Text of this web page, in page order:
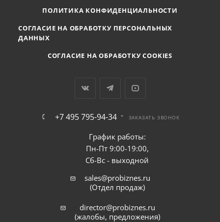
ПОЛИТИКА КОНФИДЕНЦИАЛЬНОСТИ
СОГЛАСИЕ НА ОБРАБОТКУ ПЕРСОНАЛЬНЫХ
ДАННЫХ
СОГЛАСИЕ НА ОБРАБОТКУ COOKIES
+7 495 795-94-34 ЗАКАЗАТЬ ЗВОНОК
График работы:
Пн-Пт 9:00-19:00,
Сб-Вс - выходной
sales@probiznes.ru
(Отдел продаж)
director@probiznes.ru
(жалобы, предложения)